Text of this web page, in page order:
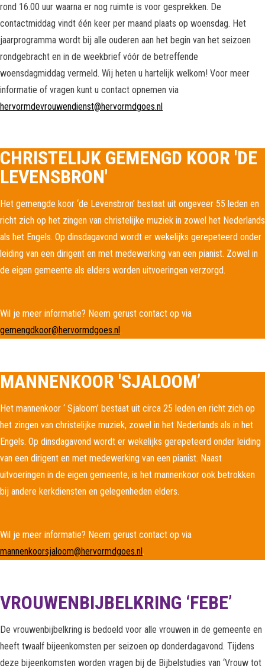
Waar ben je naar op zoek?
rond 16.00 uur waarna er nog ruimte is voor gesprekken. De
contactmiddag vindt één keer per maand plaats op woensdag. Het
jaarprogramma wordt bij alle ouderen aan het begin van het seizoen
rondgebracht en in de weekbrief vóór de betreffende
woensdagmiddag vermeld. Wij heten u hartelijk welkom! Voor meer
informatie of vragen kunt u contact opnemen via
hervormdevrouwendienst@hervormdgoes.nl
CHRISTELIJK GEMENGD KOOR 'DE
LEVENSBRON'
Het gemengde koor ‘de Levensbron’ bestaat uit ongeveer 55 leden en
richt zich op het zingen van christelijke muziek in zowel het Nederlands
als het Engels. Op dinsdagavond wordt er wekelijks gerepeteerd onder
leiding van een dirigent en met medewerking van een pianist. Zowel in
de eigen gemeente als elders worden uitvoeringen verzorgd.
Wil je meer informatie? Neem gerust contact op via
gemengdkoor@hervormdgoes.nl.
MANNENKOOR 'SJALOOM’
Het mannenkoor ‘ Sjaloom’ bestaat uit circa 25 leden en richt zich op
het zingen van christelijke muziek, zowel in het Nederlands als in het
Engels. Op dinsdagavond wordt er wekelijks gerepeteerd onder leiding
van een dirigent en met medewerking van een pianist. Naast
uitvoeringen in de eigen gemeente, is het mannenkoor ook betrokken
bij andere kerkdiensten en gelegenheden elders.
Wil je meer informatie? Neem gerust contact op via
mannenkoorsjaloom@hervormdgoes.nl.
VROUWENBIJBELKRING ‘FEBE’
De vrouwenbijbelkring is bedoeld voor alle vrouwen in de gemeente en
heeft twaalf bijeenkomsten per seizoen op donderdagavond. Tijdens
deze bijeenkomsten worden vragen bij de Bijbelstudies van ‘Vrouw tot